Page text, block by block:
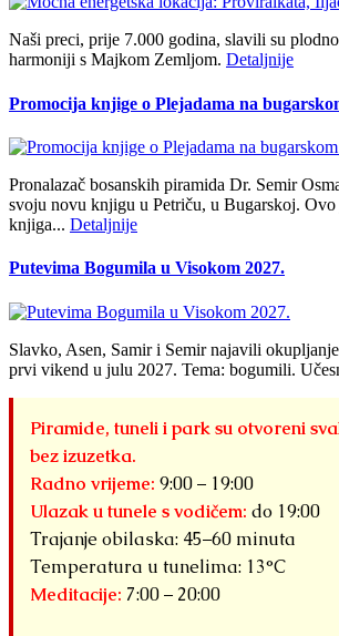
Naši preci, prije 7.000 godina, slavili su
harmoniji s Majkom Zemljom. Detaljnije
Promocija knjige o Plejadama na
Pronalazač bosanskih piramida Dr. Semir
svoju novu knjigu u Petriču, u Bugarskoj. Ovo
knjiga... Detaljnije
Putevima Bogumila u Visokom 2027.
Slavko, Asen, Samir i Semir najavili okupljanje
prvi vikend u julu 2027. Tema: bogumili.
Piramide, tuneli i park su otvoreni
bez izuzetka.
Radno vrijeme: 9:00 – 19:00
Ulazak u tunele s vodičem: do 19:00
Trajanje obilaska: 45–60 minuta
Temperatura u tunelima: 13°C
Meditacije: 7:00 – 20:00